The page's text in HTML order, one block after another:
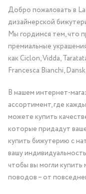
Добро пожаловать в
дизайнерской
Мы гордимся тем, что
премиальные
как Ciclon, Vidda,
Francesca Bianchi,
В нашем интернет-
ассортимент, где
можете купить
которые придадут
купить бижутерию с
вашу
чтобы вы могли
поводов – от